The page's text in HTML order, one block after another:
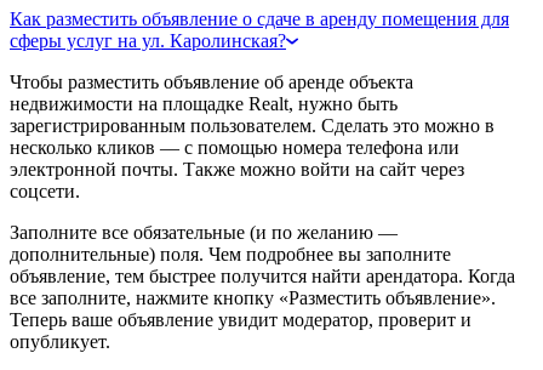
Как разместить объявление о сдаче в аренду помещения для
сферы услуг на ул. Каролинская?
Чтобы разместить объявление об аренде объекта
недвижимости на площадке Realt, нужно быть
зарегистрированным пользователем. Сделать это можно в
несколько кликов — с помощью номера телефона или
электронной почты. Также можно войти на сайт через
соцсети.
Заполните все обязательные (и по желанию —
дополнительные) поля. Чем подробнее вы заполните
объявление, тем быстрее получится найти арендатора. Когда
все заполните, нажмите кнопку «Разместить объявление».
Теперь ваше объявление увидит модератор, проверит и
опубликует.